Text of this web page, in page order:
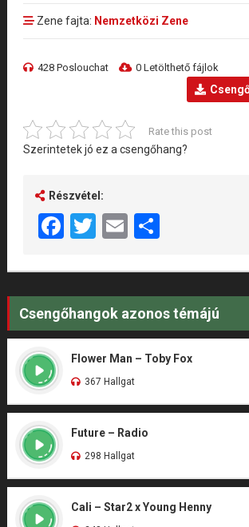
Zene fajta: Nemzetközi Zene
428 Poslouchat 0 Letölthető fájlok
Rate this post
Szerintetek jó ez a csengőhang?
Részvétel:
Facebook
Twitter
EmailShare
Csengőhangok azonos témájú
Flower Man – Toby Fox
367 Hallgat
Future – Radio
298 Hallgat
Cali – Star2 x Young Henny